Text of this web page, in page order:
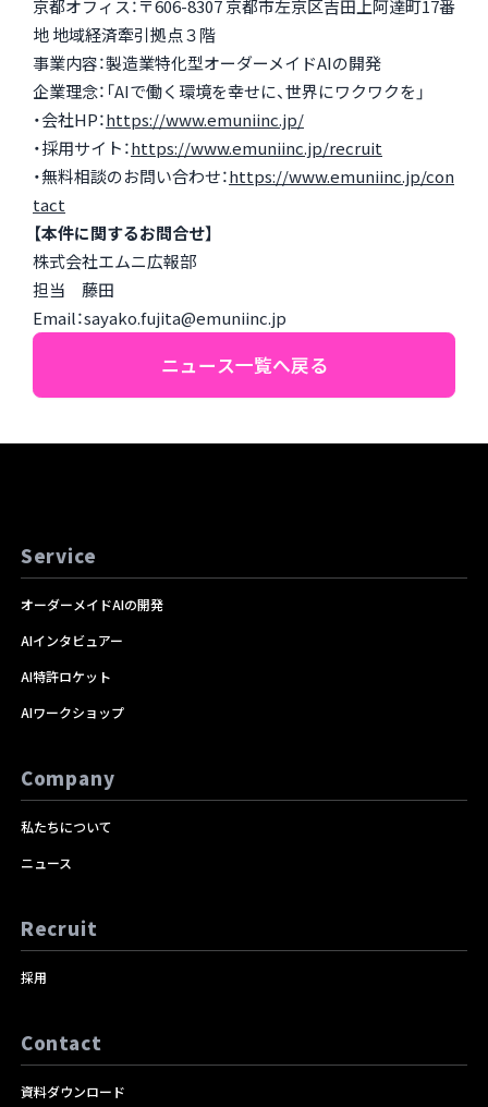
京都オフィス：〒606-8307 京都市左京区吉田上阿達町17番
地 地域経済牽引拠点３階
事業内容：製造業特化型オーダーメイドAIの開発
企業理念：「AIで働く環境を幸せに、世界にワクワクを」
・会社HP：https://www.emuniinc.jp/
・採用サイト：https://www.emuniinc.jp/recruit
・無料相談のお問い合わせ：https://www.emuniinc.jp/con
tact
【本件に関するお問合せ】
株式会社エムニ広報部
担当 藤田
Email：sayako.fujita@emuniinc.jp
ニュース一覧へ戻る
Service
オーダーメイドAIの開発
AIインタビュアー
AI特許ロケット
AIワークショップ
Company
私たちについて
ニュース
Recruit
採用
Contact
資料ダウンロード